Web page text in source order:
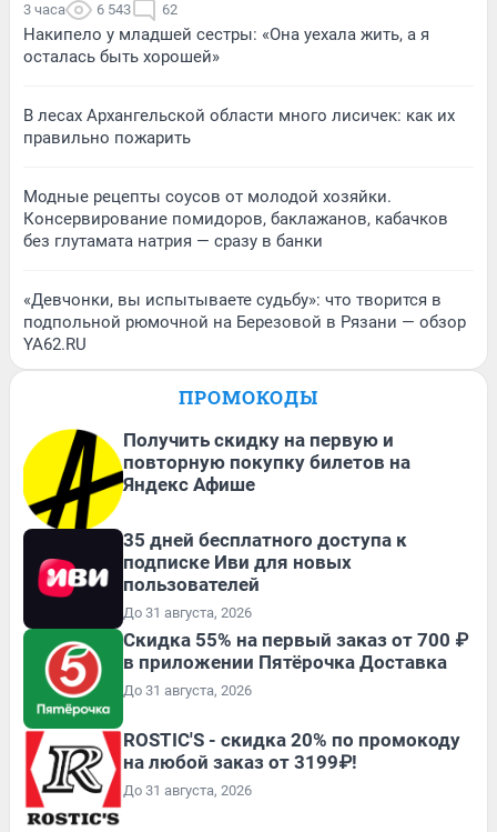
3 часа 6 543 62
Накипело у младшей сестры: «Она уехала жить, а я
осталась быть хорошей»
В лесах Архангельской области много лисичек: как их
правильно пожарить
Модные рецепты соусов от молодой хозяйки.
Консервирование помидоров, баклажанов, кабачков
без глутамата натрия — сразу в банки
«Девчонки, вы испытываете судьбу»: что творится в
подпольной рюмочной на Березовой в Рязани — обзор
YA62.RU
ПРОМОКОДЫ
Получить скидку на первую и
повторную покупку билетов на
Яндекс Афише
35 дней бесплатного доступа к
подписке Иви для новых
пользователей
До 31 августа, 2026
Скидка 55% на первый заказ от 700 ₽
в приложении Пятёрочка Доставка
До 31 августа, 2026
ROSTIC'S - скидка 20% по промокоду
на любой заказ от 3199₽!
До 31 августа, 2026